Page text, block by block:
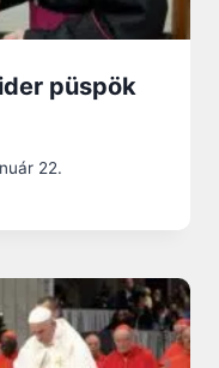
püspök
22.